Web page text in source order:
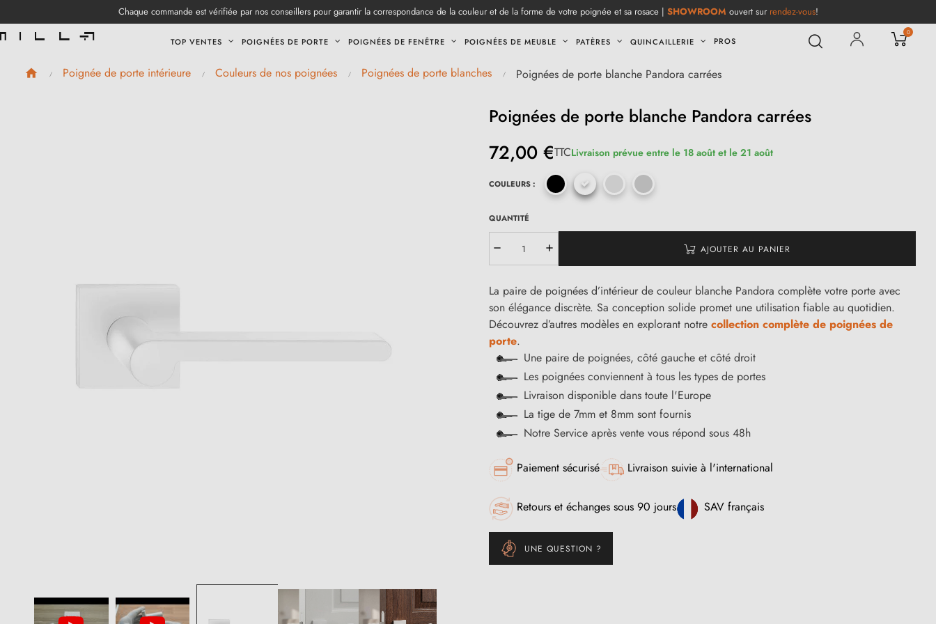
Chaque commande est vérifiée par nos conseillers pour garantir la correspondance de la couleur et de la forme de votre poignée et sa rosace | SHOWROOM ouvert sur rendez-vous!
TOP VENTES POIGNÉES DE PORTE POIGNÉES DE FENÊTRE POIGNÉES DE MEUBLE PATÈRES QUINCAILLERIE PROS
0
Poignée de porte intérieure Couleurs de nos poignées Poignées de porte blanches Poignées de porte blanche Pandora carrées
Poignées de porte blanche Pandora carrées
72,00 €TTCLivraison prévue entre le 18 août et le 21 août
COULEURS :
QUANTITÉ
AJOUTER AU PANIER
La paire de poignées d’intérieur de couleur blanche Pandora complète votre porte avec
son élégance discrète. Sa conception solide promet une utilisation fiable au quotidien.
Découvrez d’autres modèles en explorant notre collection complète de poignées de
porte.
Une paire de poignées, côté gauche et côté droit
Les poignées conviennent à tous les types de portes
Livraison disponible dans toute l'Europe
La tige de 7mm et 8mm sont fournis
Notre Service après vente vous répond sous 48h
Paiement sécurisé Livraison suivie à l'international
Retours et échanges sous 90 jours SAV français
UNE QUESTION ?